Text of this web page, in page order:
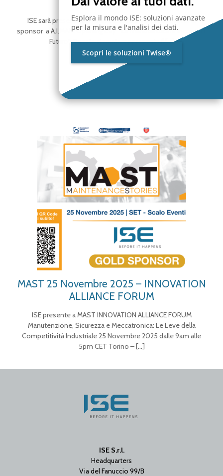
ISE sarà presente il 27 marzo 2026 a Varese in qualità di
sponsor a A.I.MAN. Opening Day “La manutenzione incontra il
Futuro“. Questa giornata rappresenta il[…]
MAST 25 Novembre 2025 – INNOVATION
ALLIANCE FORUM
ISE presente a MAST INNOVATION ALLIANCE FORUM
Manutenzione, Sicurezza e Meccatronica: Le Leve della
Competitività Industriale 25 Novembre 2025 dalle 9am alle
5pm CET Torino –[…]
ISE S.r.l.
Headquarters
Via del Fanuccio 99/B
Esplora il mondo ISE: soluzioni avanzate
per la misura e l'analisi dei dati.
Scopri le soluzioni Twise®